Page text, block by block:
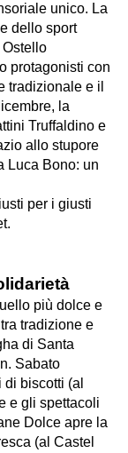
unico. La
dello sport
Ostello
protagonisti con
tradizionale e il
la
Truffaldino e
allo stupore
Luca Bono: un
per i giusti
più dolce e
tradizione e
di Santa
Sabato
biscotti (al
e gli spettacoli
Dolce apre la
(al Castel